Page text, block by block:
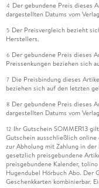
4 Der gebundene Preis dieses
dargestellten Datums vom
5 Der Preisvergleich bezieht
Herstellers.
6 Der gebundene Preis dieses
Preissenkungen beziehen sich
7 Die Preisbindung dieses
beziehen sich auf den letzten
8 Der gebundene Preis dieses
dargestellten Datums vom
12 Ihr Gutschein SOMMER13
Gutschein ausschließlich
zur Abholung mit Zahlung in
gesetzlich preisgebundene
preisgebundene Kalender,
Hugendubel Hörbuch Abo. Der
Geschenkkarten kombinierbar.